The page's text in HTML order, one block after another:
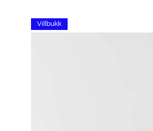
Villbukk